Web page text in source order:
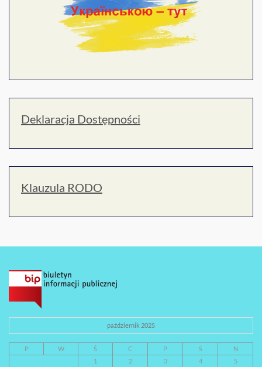
Deklaracja Dostępności
Klauzula RODO
październik 2025
P W Ś C P S
N
1
2 3 4
5